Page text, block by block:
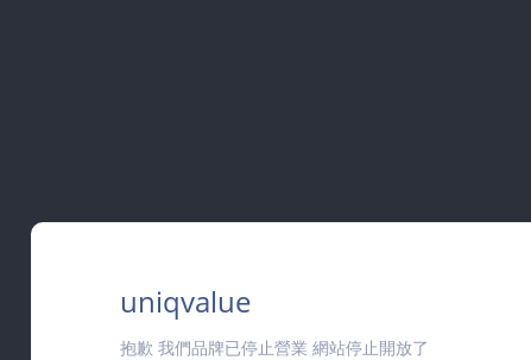
uniqvalue
抱歉 我們品牌已停止營業 網站停止開放了